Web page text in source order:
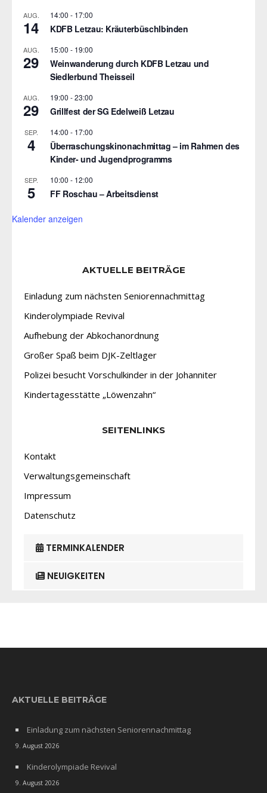
AUG.
14
14:00 - 17:00
KDFB Letzau: Kräuterbüschlbinden
AUG.
29
15:00 - 19:00
Weinwanderung durch KDFB Letzau und
Siedlerbund Theisseil
AUG.
29
19:00 -23:00
Grillfest der SG Edelweiß Letzau
SEP.
4
14:00 - 17:00
Überraschungskinonachmittag – im Rahmen des
Kinder- und Jugendprogramms
SEP.
5
10:00 - 12:00
FF Roschau – Arbeitsdienst
Kalender anzeigen
AKTUELLE BEITRÄGE
Einladung zum nächsten Seniorennachmittag
Kinderolympiade Revival
Aufhebung der Abkochanordnung
Großer Spaß beim DJK-Zeltlager
Polizei besucht Vorschulkinder in der Johanniter
Kindertagesstätte „Löwenzahn“
SEITENLINKS
Kontakt
Verwaltungsgemeinschaft
Impressum
Datenschutz
TERMINKALENDER
NEUIGKEITEN
AKTUELLE BEITRÄGE
Einladung zum nächsten Seniorennachmittag
9. August 2026
Kinderolympiade Revival
9. August 2026